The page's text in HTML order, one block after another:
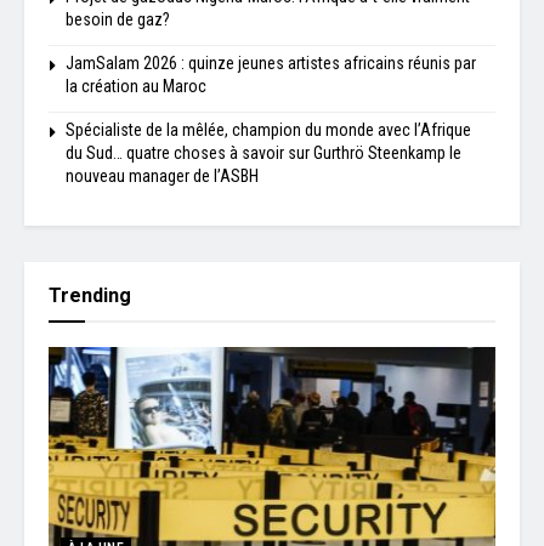
besoin de gaz?
JamSalam 2026 : quinze jeunes artistes africains réunis par
la création au Maroc
Spécialiste de la mêlée, champion du monde avec l’Afrique
du Sud… quatre choses à savoir sur Gurthrö Steenkamp le
nouveau manager de l’ASBH
Trending